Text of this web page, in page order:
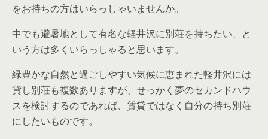
をお持ちの方はいらっしゃいませんか。
中でも避暑地として有名な軽井沢に別荘を持ちたい、と
いう方は多くいらっしゃると思います。
緑豊かな自然と過ごしやすい気候に恵まれた軽井沢には
貸し別荘も複数ありますが、せっかく夢のセカンドハウ
スを検討するのであれば、賃貸ではなく自分の持ち別荘
にしたいものです。